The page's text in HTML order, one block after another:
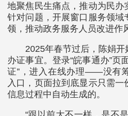
地聚焦民生痛点，推动为民办
针对问题，开展窗口服务领域
领，推动政务服务人员改进作
2025年春节过后，陈娟
办证事宜。登录“皖事通办”页
证”，进入在线办理——没有
入口，页面拉到底显示只需
信息过程中自动生成的。